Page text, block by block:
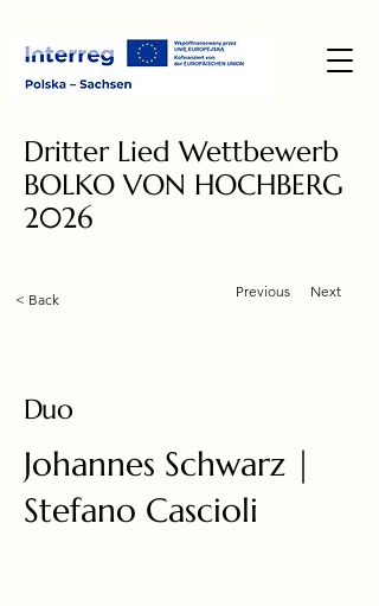
Dritter Lied Wettbewerb
BOLKO VON HOCHBERG
2026
< Back Previous Next
Duo
Johannes Schwarz |
Stefano Cascioli